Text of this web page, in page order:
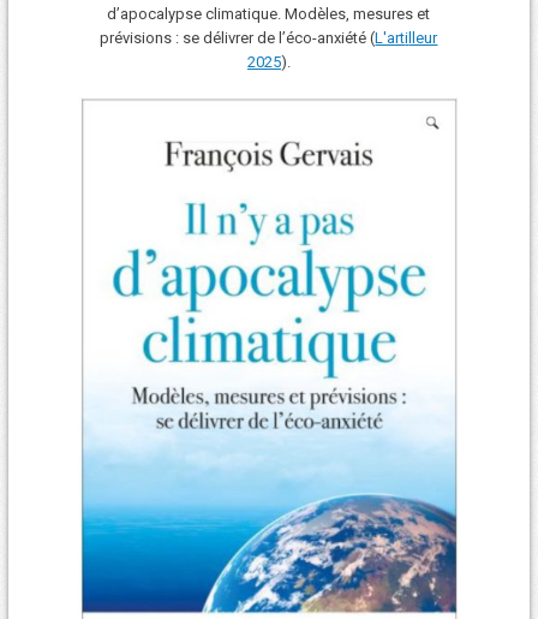
d’apocalypse climatique. Modèles, mesures et
prévisions : se délivrer de l’éco-anxiété (L'arti lleur
2025).